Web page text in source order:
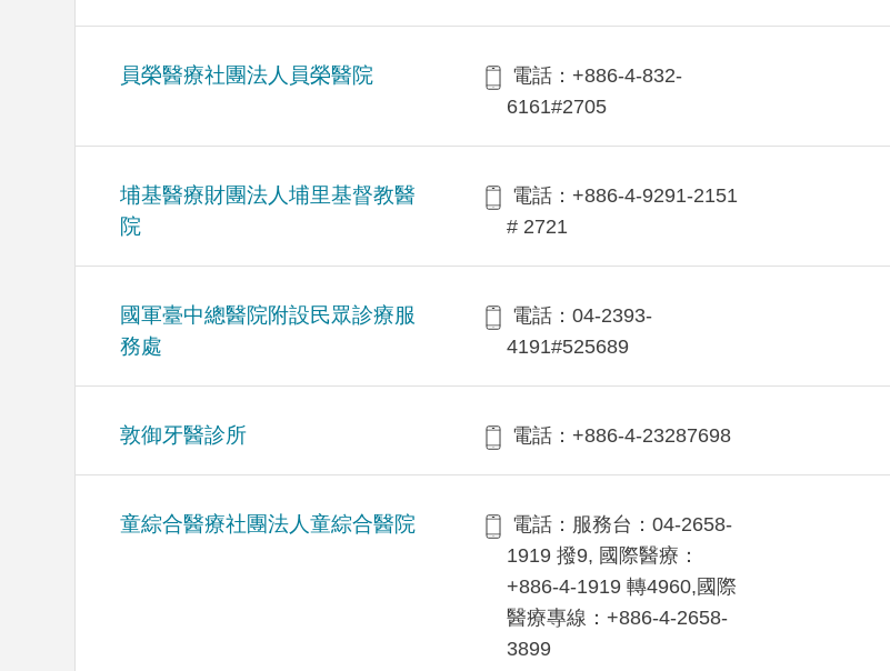
員榮醫療社團法人員榮醫院
電話：+886-4-832-
6161#2705
埔基醫療財團法人埔里基督教醫
院
電話：+886-4-9291-2151
# 2721
國軍臺中總醫院附設民眾診療服
務處
電話：04-2393-
4191#525689
敦御牙醫診所 電話：+886-4-23287698
童綜合醫療社團法人童綜合醫院
電話：服務台：04-2658-
1919 撥9, 國際醫療：
+886-4-1919 轉4960,國際
醫療專線：+886-4-2658-
3899